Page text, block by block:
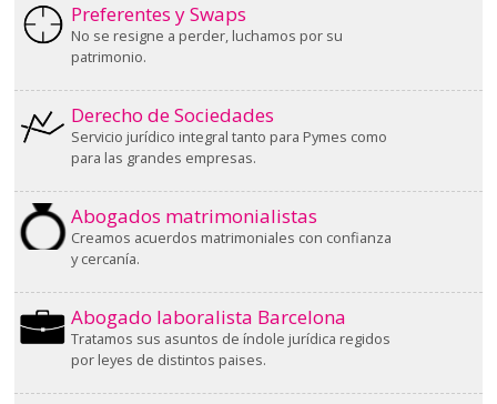
Preferentes y Swaps
No se resigne a perder, luchamos por su
patrimonio.
Derecho de Sociedades
Servicio jurídico integral tanto para Pymes como
para las grandes empresas.
Abogados matrimonialistas
Creamos acuerdos matrimoniales con confianza
y cercanía.
Abogado laboralista Barcelona
Tratamos sus asuntos de índole jurídica regidos
por leyes de distintos paises.